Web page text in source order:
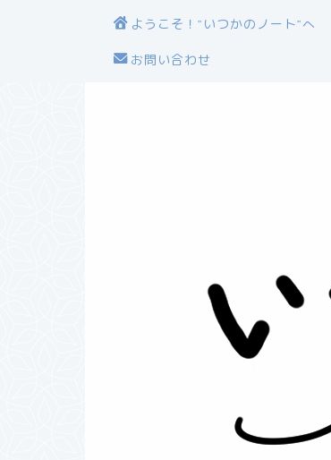
ようこそ！”いつかのノート”へ
お問い合わせ